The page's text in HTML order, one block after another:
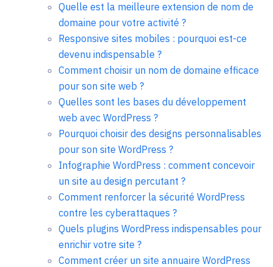
Quelle est la meilleure extension de nom de
domaine pour votre activité ?
Responsive sites mobiles : pourquoi est-ce
devenu indispensable ?
Comment choisir un nom de domaine efficace
pour son site web ?
Quelles sont les bases du développement
web avec WordPress ?
Pourquoi choisir des designs personnalisables
pour son site WordPress ?
Infographie WordPress : comment concevoir
un site au design percutant ?
Comment renforcer la sécurité WordPress
contre les cyberattaques ?
Quels plugins WordPress indispensables pour
enrichir votre site ?
Comment créer un site annuaire WordPress